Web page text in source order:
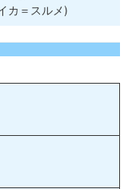
カ＝スルメ)